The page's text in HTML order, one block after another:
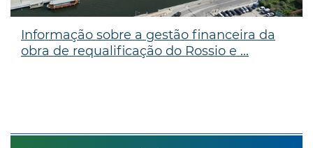
Informação sobre a gestão financeira da
obra de requalificação do Rossio e ...